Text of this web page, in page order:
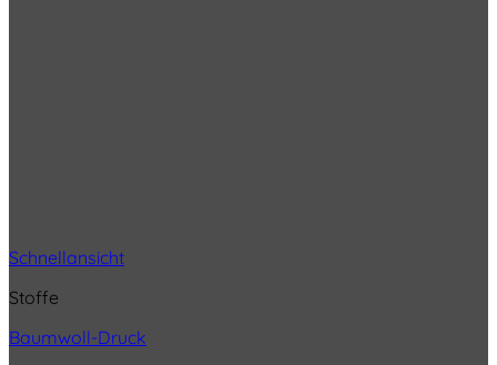
Schnellansicht
Stoffe
Baumwoll-Druck